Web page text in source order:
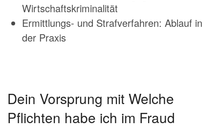
Wirtschaftskriminalität
Ermittlungs- und Strafverfahren: Ablauf in
der Praxis
Dein Vorsprung mit Welche
Pflichten habe ich im Fraud